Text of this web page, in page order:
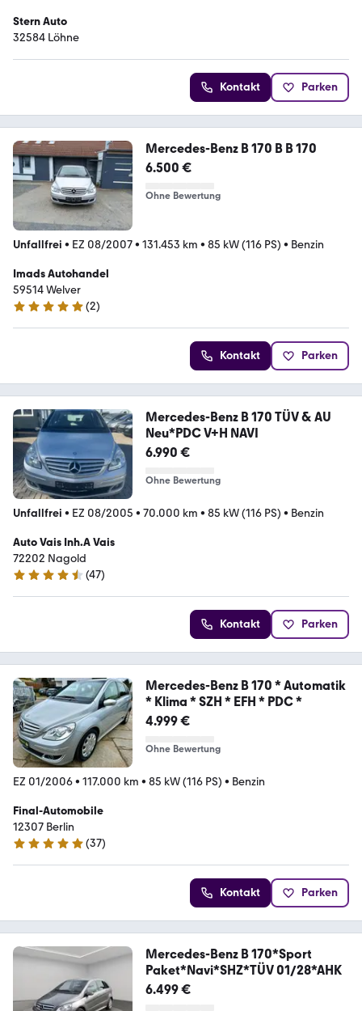
Stern Auto
32584 Löhne
Kontakt Parken
Mercedes-Benz B 170 B B 170
6.500 €
Ohne Bewertung
Unfallfrei • EZ 08/2007• 131.453 km • 85 kW (116 PS) • Benzin
Imads Autohandel
59514 Welver
5 Sterne
(2)
Kontakt Parken
Mercedes-Benz B 170 TÜV & AU
Neu*PDC V+H NAVI
6.990 €
Ohne Bewertung
Unfallfrei • EZ 08/2005 • 70.000 km • 85 kW (116 PS) • Benzin
Auto Vais Inh.A Vais
72202 Nagold
4.5 Sterne
(47)
Kontakt Parken
Mercedes-Benz B 170 * Automatik
* Klima * SZH * EFH * PDC *
4.999 €
Ohne Bewertung
EZ 01/2006• 117.000 km • 85 kW (116 PS) • Benzin
Final-Automobile
12307 Berlin
5 Sterne
(37)
Kontakt Parken
Mercedes-Benz B 170*Sport
Paket*Navi*SHZ*TÜV 01/28*AHK
6.499 €